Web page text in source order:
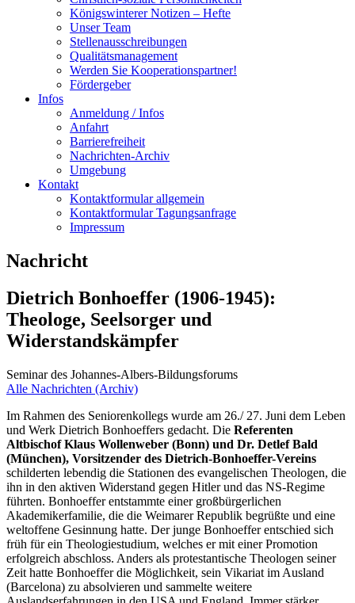
Königswinterer Notizen – Hefte
Unser Team
Stellenausschreibungen
Qualitätsmanagement
Werden Sie Kooperationspartner!
Fördergeber
Infos
Anmeldung / Infos
Anfahrt
Barrierefreiheit
Nachrichten-Archiv
Umgebung
Kontakt
Kontaktformular allgemein
Kontaktformular Tagungsanfrage
Impressum
Nachricht
Dietrich Bonhoeffer (1906-1945):
Theologe, Seelsorger und
Widerstandskämpfer
Seminar des Johannes-Albers-Bildungsforums
Alle Nachrichten (Archiv)
Im Rahmen des Seniorenkollegs wurde am 26./ 27. Juni dem Leben
und Werk Dietrich Bonhoeffers gedacht. Die Referenten
Altbischof Klaus Wollenweber (Bonn) und Dr. Detlef Bald
(München), Vorsitzender des Dietrich-Bonhoeffer-Vereins
schilderten lebendig die Stationen des evangelischen Theologen, die
ihn in den aktiven Widerstand gegen Hitler und das NS-Regime
führten. Bonhoeffer entstammte einer großbürgerlichen
Akademikerfamilie, die die Weimarer Republik begrüßte und eine
weltoffene Gesinnung hatte. Der junge Bonhoeffer entschied sich
früh für ein Theologiestudium, welches er mit einer Promotion
erfolgreich abschloss. Anders als protestantische Theologen seiner
Zeit hatte Bonhoeffer die Möglichkeit, sein Vikariat im Ausland
(Barcelona) zu absolvieren und sammelte weitere